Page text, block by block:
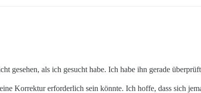
gesehen, als ich gesucht habe. Ich habe ihn gerade
Korrektur erforderlich sein könnte. Ich hoffe, dass sich